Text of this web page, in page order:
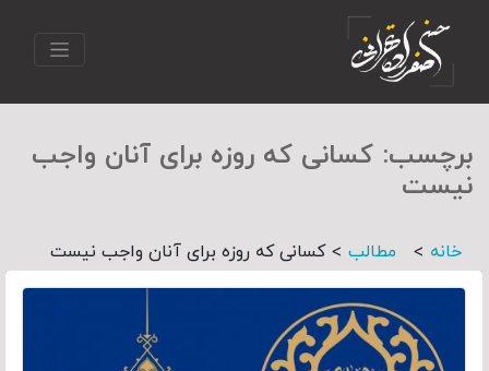
برچسب: کسانی که روزه برای آنان واجب
نیست
خانه > مطالب >کسانی که روزه برای آنان واجب نیست